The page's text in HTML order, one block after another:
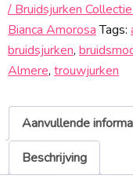
/ Bruidsjurken
Bianca Amorosa Tags:
bruidsjurken,
Almere, trouwjurken
Aanvullende
Beschrijving